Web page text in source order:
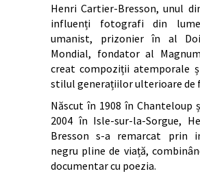
Henri Cartier-Bresson, unul
influenți fotografi din
umanist, prizonier în al
Mondial, fondator al
creat compoziții atemporale
stilul generațiilor ulterioare de
Născut în 1908 în Chanteloup
2004 în Isle-sur-la-Sorgue,
Bresson s-a remarcat prin
negru pline de viață,
documentar cu poezia.